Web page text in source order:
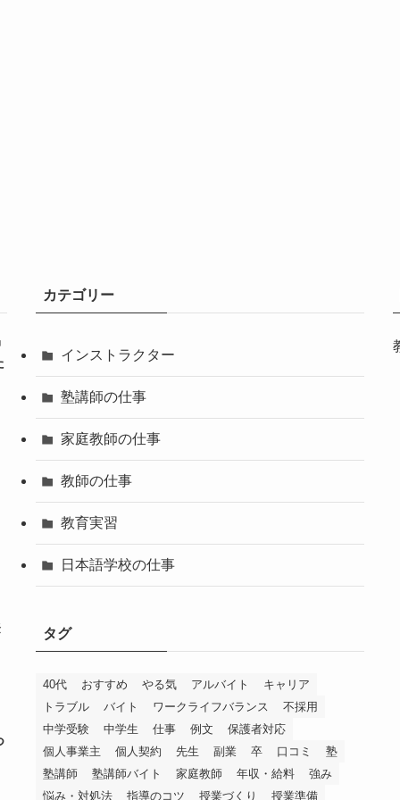
カテゴリー
インストラクター
塾講師の仕事
家庭教師の仕事
教師の仕事
教育実習
日本語学校の仕事
タグ
40代 おすすめ やる気 アルバイト
キャリア
トラブル
バイト ワークライフバランス
不採用
中学受験
中学生 仕事 例文
保護者対応
個人事業主
個人契約 先生 副業 卒 口コミ
塾
塾講師
塾講師バイト 家庭教師 年収・給料
強み
悩み・対処法
指導のコツ 授業づくり 授業準備